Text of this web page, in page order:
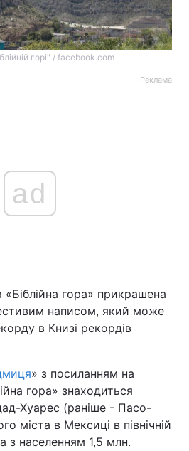
горі" / facebook.com
Реклама
ad
гора» прикрашена
написом, який може
в Книзі рекордів
» з посиланням на
гора» знаходиться
Хуарес (раніше - Пасо-
міста в Мексиці в північній
з населенням 1,5 млн.